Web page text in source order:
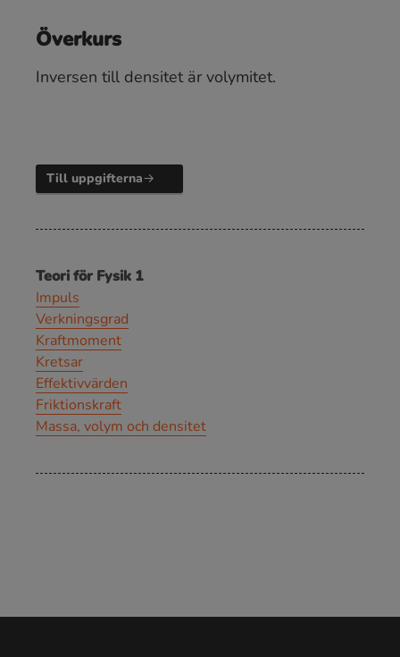
Överkurs
Inversen till densitet är volymitet.
Till uppgifterna
Teori för Fysik 1
Impuls
Verkningsgrad
Kraftmoment
Kretsar
Effektivvärden
Friktionskraft
Massa, volym och densitet